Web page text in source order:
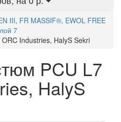
III, FR MASSIF®, EWOL FREE
7
Industries, HalyS Sekri
PCU L7
HalyS